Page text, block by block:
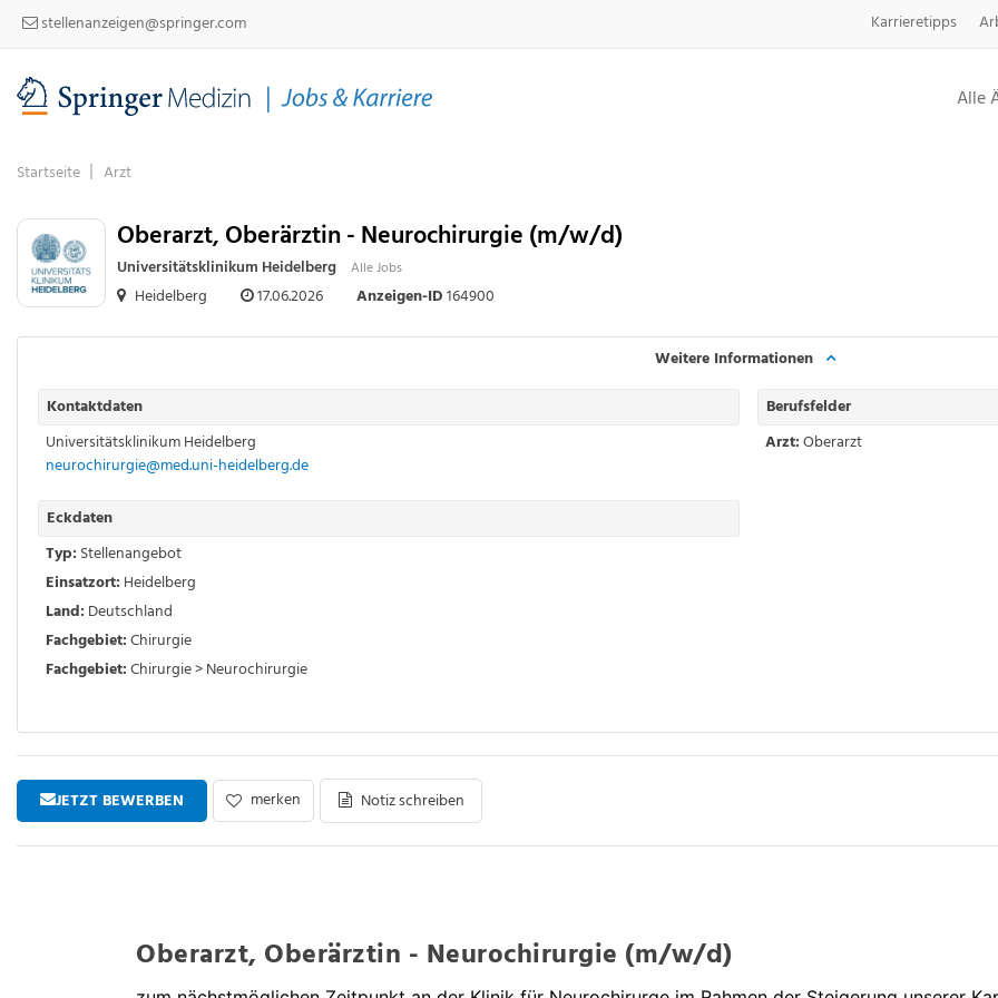
stellenanzeigen@springer.com Karrieretipps
Alle
Startseite Arzt
Oberarzt, Oberärztin - Neurochirurgie (m/w/d)
Universitätsklinikum Heidelberg Alle Jobs
Heidelberg 17.06.2026 Anzeigen-ID164900
Weitere Informationen
Kontaktdaten
Universitätsklinikum Heidelberg
neurochirurgie@med.uni-heidelberg.de
Eckdaten
Typ: Stellenangebot
Einsatzort: Heidelberg
Land: Deutschland
Fachgebiet:Chirurgie
Fachgebiet:Chirurgie > Neurochirurgie
Berufsfelder
Arzt:Oberarzt
JETZT BEWERBEN merken Notiz schreiben
Oberarzt, Oberärztin - Neurochirurgie (m/w/d)